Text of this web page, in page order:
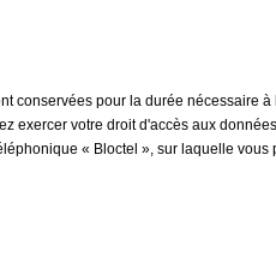
conservées pour la durée nécessaire
exercer votre droit d'accès aux
« Bloctel », sur laquelle vous